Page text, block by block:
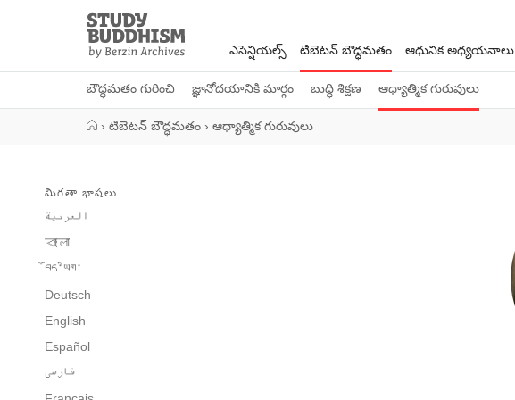
Study
Buddhism
Home
ఎసెన్షియల్స్ టిబెటన్ బౌద్ధమతం
బౌద్ధమతం గురించి జ్ఞానోదయానికి మార్గం బుద్ధి శిక్షణ ఆధ్యాత్మిక గురువులు
ఆధునిక అధ్యయనాలు
› టిబెటన్ బౌద్ధమతం › ఆధ్యాత్మిక గురువులు
మిగతా భాషలు
العربية
বাংলা
བོད་ཡིག་
Deutsch
English
Español
فارسی